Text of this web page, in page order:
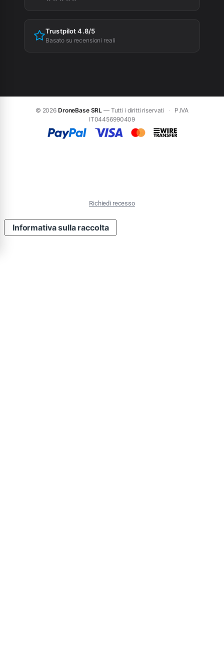
Trustpilot 4.8/5
Basato su recensioni reali
© 2026 DroneBase SRL — Tutti i diritti riservati ·
P.IVA
IT04456990409
Richiedi recesso
Informativa sulla raccolta